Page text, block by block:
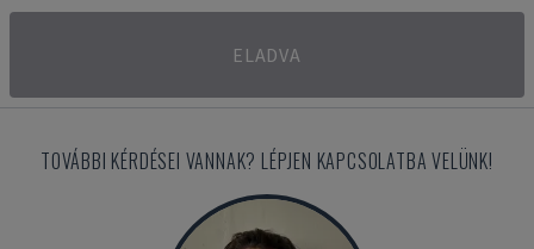
ELADVA
TOVÁBBI KÉRDÉSEI VANNAK? LÉPJEN KAPCSOLATBA VELÜNK!